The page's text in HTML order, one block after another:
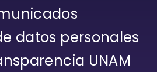
datos personales
UNAM